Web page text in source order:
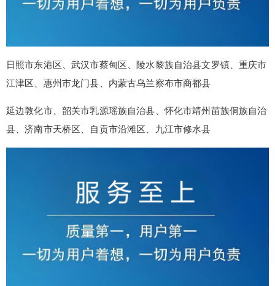
日照市东港区、武汉市蔡甸区、陵水黎族自治县文罗镇、重庆市
江津区、惠州市龙门县、内蒙古乌兰察布市商都县
延边敦化市、韶关市乳源瑶族自治县、怀化市靖州苗族侗族自治
县、济南市天桥区、自贡市沿滩区、九江市修水县
元 5 元 10
20 元 元
¥